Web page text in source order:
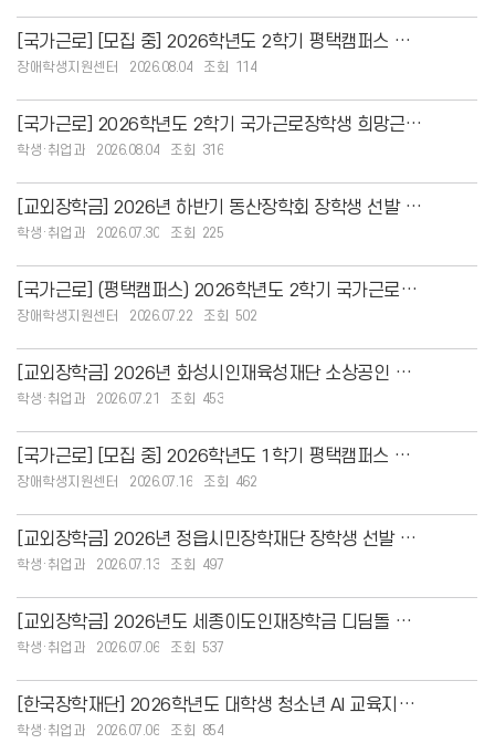
[국가근로] [모집 중] 2026학년도 2학기 평택캠퍼스 교외 국가근로장학생 모집 안내(평
장애학생지원센터 2026.08.04 114
[국가근로] 2026학년도 2학기 국가근로장학생 희망근로지 신청 안내
학생·취업과 2026.08.04 316
[교외장학금] 2026년 하반기 동산장학회 장학생 선발 안내
학생·취업과 2026.07.30 225
[국가근로] (평택캠퍼스) 2026학년도 2학기 국가근로장학생 희망근로지 신청 안내
장애학생지원센터 2026.07.22 502
[교외장학금] 2026년 화성시인재육성재단 소상공인 장학생 선발 안내
학생·취업과 2026.07.21 453
[국가근로] [모집 중] 2026학년도 1학기 평택캠퍼스 교외 국가근로장학생 모집 안내
장애학생지원센터 2026.07.16 462
[교외장학금] 2026년 정읍시민장학재단 장학생 선발 안내
학생·취업과 2026.07.13 497
[교외장학금] 2026년도 세종이도인재장학금 디딤돌 장학사업 학자금대출 관련 분야 신청 안
학생·취업과 2026.07.06 537
[한국장학재단] 2026학년도 대학생 청소년 AI 교육지원사업 멘토 모집 안내
학생·취업과 2026.07.06 854